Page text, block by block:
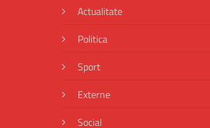
Actualitate
Politica
Sport
Externe
Social